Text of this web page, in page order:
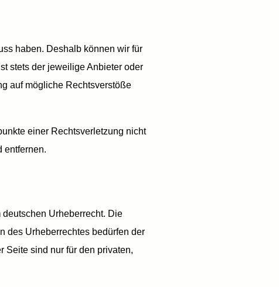
haben. Deshalb können wir für
stets der jeweilige Anbieter oder
auf mögliche Rechtsverstöße
einer Rechtsverletzung nicht
entfernen.
Urheberrecht. Die
des Urheberrechtes bedürfen der
Seite sind nur für den privaten,